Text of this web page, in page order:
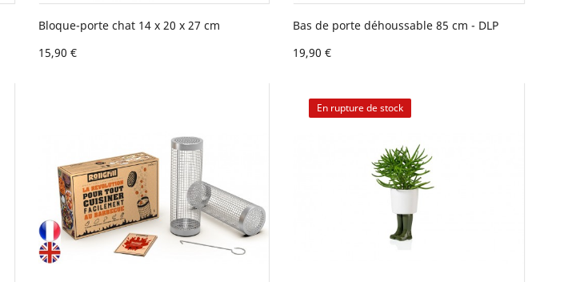
Bloque-porte chat 14 x 20 x 27 cm
15,90 €
Bas de porte déhoussable 85 cm - DLP
19,90 €
En rupture de stock